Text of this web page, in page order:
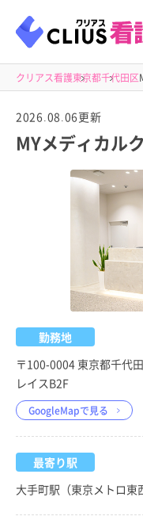
クリアス看護東京都千代田区
2026.08.06更新
MYメディカル
勤務地
〒100-0004 東京都千代
レイスB2F
GoogleMapで見る
最寄り駅
大手町駅（東京メトロ東